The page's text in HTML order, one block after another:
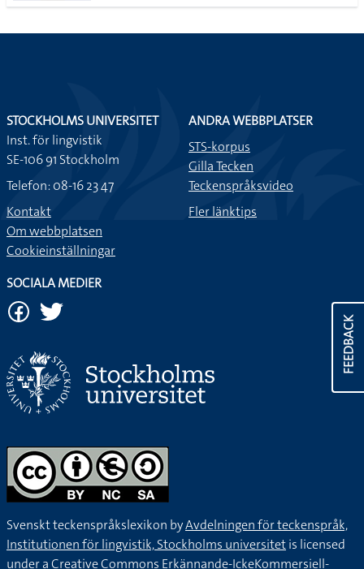
FEEDBACK
STOCKHOLMS UNIVERSITET
Inst. för lingvistik
SE-106 91 Stockholm
Telefon: 08-16 23 47
Kontakt
Om webbplatsen
Cookieinställningar
ANDRA WEBBPLATSER
STS-korpus
Gilla Tecken
Teckenspråksvideo
Fler länktips
SOCIALA MEDIER
Svenskt teckenspråkslexikon byAvdelningen för teckenspråk,
Institutionen för lingvistik, Stockholms universitetis licensed
under aCreative Commons Erkännande-IckeKommersiell-